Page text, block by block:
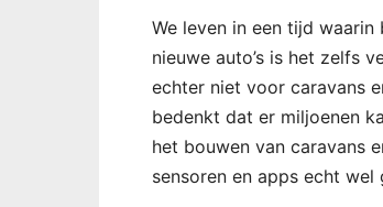
We leven in een tijd
nieuwe auto’s is het zelfs
echter niet voor caravans
bedenkt dat er miljoenen
het bouwen van caravans
sensoren en apps echt wel